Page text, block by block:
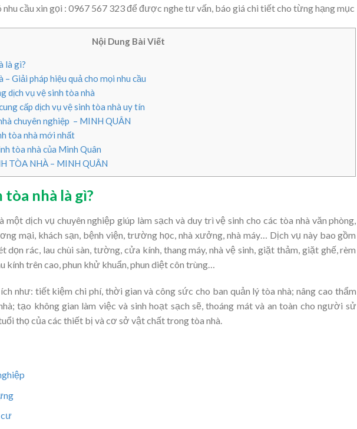
cầu xin gọi : 0967 567 323 để được nghe tư vấn, báo giá chi tiết cho từng hạng mục
Nội Dung Bài Viết
là gì?
– Giải pháp hiệu quả cho mọi nhu cầu
dịch vụ vệ sinh tòa nhà
cấp dịch vụ vệ sinh tòa nhà uy tín
chuyên nghiệp – MINH QUÂN
tòa nhà mới nhất
tòa nhà của Minh Quân
TÒA NHÀ – MINH QUÂN
tòa nhà là gì?
một dịch vụ chuyên nghiệp giúp làm sạch và duy trì vệ sinh cho các tòa nhà văn phòng,
mại, khách sạn, bệnh viện, trường học, nhà xưởng, nhà máy… Dịch vụ này bao gồm
dọn rác, lau chùi sàn, tường, cửa kính, thang máy, nhà vệ sinh, giặt thảm, giặt ghế, rèm
kính trên cao, phun khử khuẩn, phun diệt côn trùng…
như: tiết kiệm chi phí, thời gian và công sức cho ban quản lý tòa nhà; nâng cao thẩm
tạo không gian làm việc và sinh hoạt sạch sẽ, thoáng mát và an toàn cho người sử
thọ của các thiết bị và cơ sở vật chất trong tòa nhà.
cư